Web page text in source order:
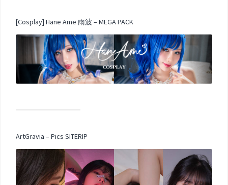
[Cosplay] Hane Ame 雨波 – MEGA PACK
ArtGravia – Pics SITERIP